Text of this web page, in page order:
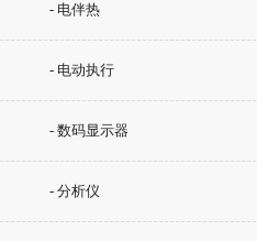
- 电伴热
- 电动执行
- 数码显示器
- 分析仪